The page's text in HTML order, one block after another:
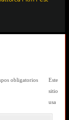
obligatorios
Este
sitio
usa